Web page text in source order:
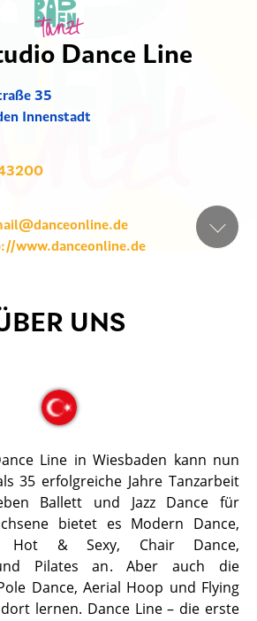
Dance Line
35
Innenstadt
www.danceonline.de
UNS
Line in Wiesbaden kann nun
35 erfolgreiche Jahre Tanzarbeit
Ballett und Jazz Dance für
bietet es Modern Dance,
Hot & Sexy, Chair Dance,
Pilates an. Aber auch die
Dance, Aerial Hoop und Flying
lernen. Dance Line – die erste